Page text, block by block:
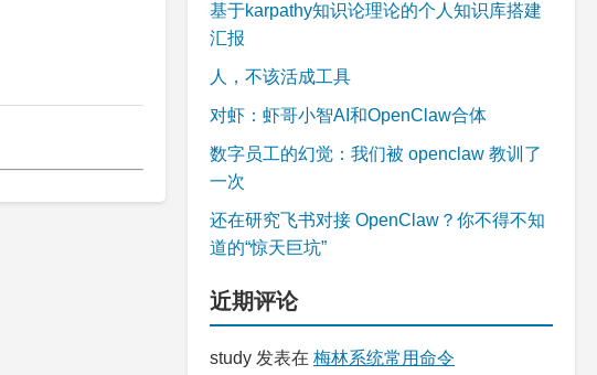
基于karpathy知识论理论的个人知识库搭建
汇报
人，不该活成工具
对虾：虾哥小智AI和OpenClaw合体
数字员工的幻觉：我们被 openclaw 教训了
一次
还在研究飞书对接 OpenClaw？你不得不知
道的“惊天巨坑”
近期评论
study 发表在 梅林系统常用命令